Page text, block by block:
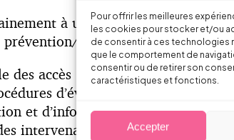
Pour offrir les meilleures
les cookies pour stocker et/ou
de consentir à ces technologies
que le comportement de
consentir ou de retirer son
caractéristiques et fonctions.
Accepter
à une réflexion dans les
prévention/ protection
accès ;
d’évacuation ;
et d’information du personnel et
intervenants extérieurs ;